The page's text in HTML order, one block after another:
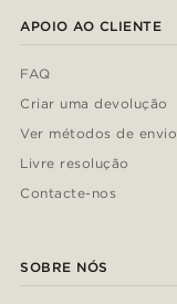
APOIO AO CLIENTE
FAQ
Criar uma devolução
Ver métodos de envio
Livre resolução
Contacte-nos
SOBRE NÓS